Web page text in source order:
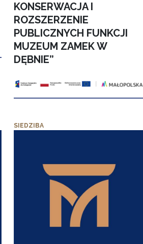
KONSERWACJA I
ROZSZERZENIE
PUBLICZNYCH FUNKCJI
MUZEUM ZAMEK W
DĘBNIE”
SIEDZIBA